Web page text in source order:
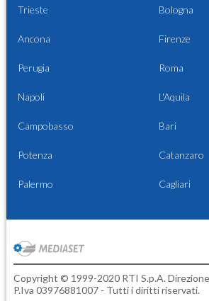
Trieste Bologna
Ancona Firenze
Perugia Roma
Napoli L'Aquila
Campobasso Bari
Potenza Catanzaro
Palermo Cagliari
Copyright © 1999-2020 RTI S.p.A.
P.Iva 03976881007 - Tutti i diritti riservati.